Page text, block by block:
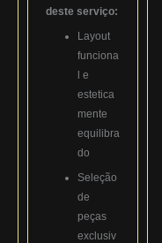
deste serviço:
Layout
funciona
l e
estetica
mente
equilibra
do
Seleção
de
peças
exclusiv